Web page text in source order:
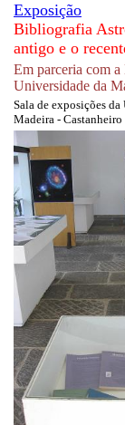
Exposição
Bibliografia
antigo e o
Em parceria com
Universidade da
Sala de exposições
Madeira - Castanheiro